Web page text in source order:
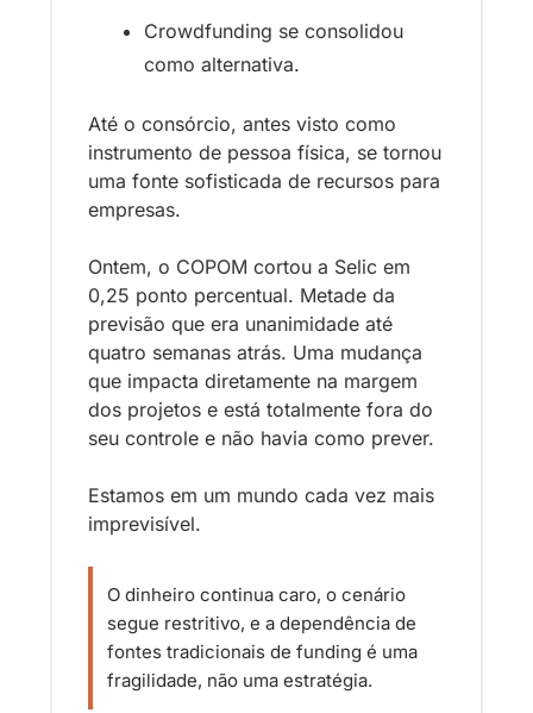
Crowdfunding se consolidou
como alternativa.
Até o consórcio, antes visto como
instrumento de pessoa física, se tornou
uma fonte sofisticada de recursos para
empresas.
Ontem, o COPOM cortou a Selic em
0,25 ponto percentual. Metade da
previsão que era unanimidade até
quatro semanas atrás. Uma mudança
que impacta diretamente na margem
dos projetos e está totalmente fora do
seu controle e não havia como prever.
Estamos em um mundo cada vez mais
imprevisível.
O dinheiro continua caro, o cenário
segue restritivo, e a dependência de
fontes tradicionais de funding é uma
fragilidade, não uma estratégia.